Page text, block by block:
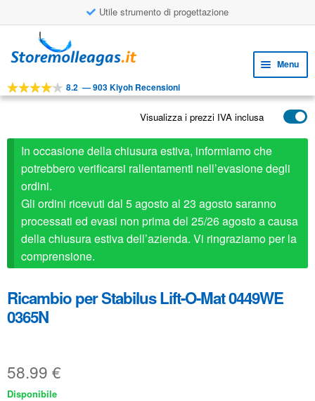
Utile strumento di progettazione
alla
al
Menu
STRUMENTI
il
menu
child
child
APPLICAZIONI
SERVIZIO CLIENTI
child
FAQ
8.2 —903 Kiyoh Recensioni
Visualizza i prezzi IVA inclusa
In occasione della chiusura estiva, informiamo che
potrebbero verificarsi rallentamenti nell’evasione degli
ordini.
Gli ordini ricevuti dal 5 agosto al 23 agosto saranno
processati ed evasi non prima del 25/26 agosto a causa
della chiusura estiva dell’azienda. Vi ringraziamo per la
comprensione.
Ricambio per Stabilus Lift-O-Mat 0449WE
0365N
58.99 €
Disponibile